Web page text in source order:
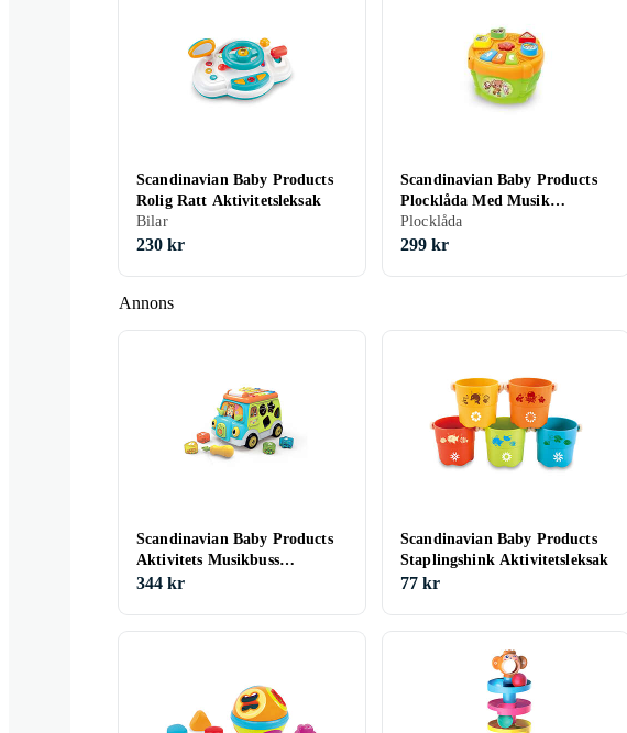
Annons
Scandinavian Baby Products
Rolig Ratt Aktivitetsleksak
Bilar
230 kr
Scandinavian Baby Products
Plocklåda Med Musik
Sorteringslåda
Plocklåda
299 kr
Scandinavian Baby Products
Aktivitets Musikbuss
Aktivitetsleksak
344 kr
Scandinavian Baby Products
Staplingshink Aktivitetsleksak
77 kr